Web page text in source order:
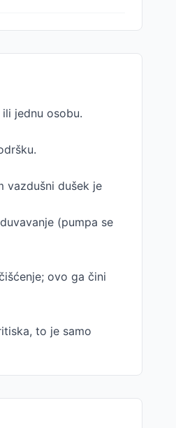
jednu osobu.
vazdušni dušek je
(pumpa se
ovo ga čini
to je samo